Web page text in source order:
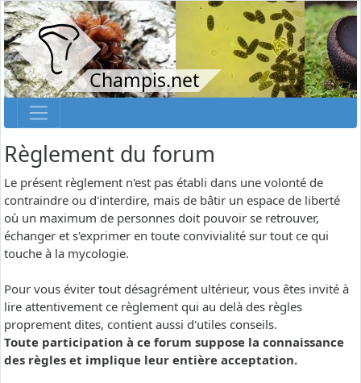
Champis.net
Règlement du forum
Le présent règlement n'est pas établi dans une volonté de
contraindre ou d'interdire, mais de bâtir un espace de liberté
où un maximum de personnes doit pouvoir se retrouver,
échanger et s'exprimer en toute convivialité sur tout ce qui
touche à la mycologie.
Pour vous éviter tout désagrément ultérieur, vous êtes invité à
lire attentivement ce règlement qui au delà des règles
proprement dites, contient aussi d'utiles conseils.
Toute participation à ce forum suppose la connaissance
des règles et implique leur entière acceptation.